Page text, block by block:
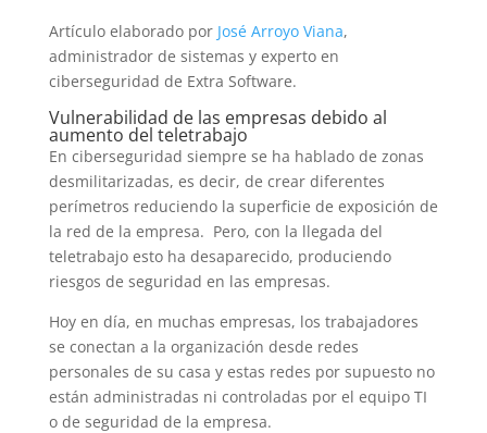
Artículo elaborado por José Arroyo Viana,
administrador de sistemas y experto en
ciberseguridad de Extra Software.
Vulnerabilidad de las empresas debido al
aumento del teletrabajo
En ciberseguridad siempre se ha hablado de zonas
desmilitarizadas, es decir, de crear diferentes
perímetros reduciendo la superficie de exposición de
la red de la empresa. Pero, con la llegada del
teletrabajo esto ha desaparecido, produciendo
riesgos de seguridad en las empresas.
Hoy en día, en muchas empresas, los trabajadores
se conectan a la organización desde redes
personales de su casa y estas redes por supuesto no
están administradas ni controladas por el equipo TI
o de seguridad de la empresa.